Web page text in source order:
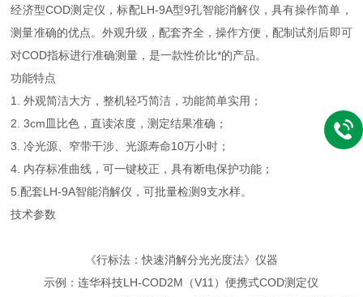
经济型COD测定仪，标配LH-9A型9孔智能消解仪，具有操作简单，
测量准确的优点。外观升级，配套齐全，操作方便，配制试剂后即可
对COD指标进行准确测量，是一款性价比*的产品。
功能特点
1. 外观简洁大方，整机轻巧简洁，功能简单实用；
2. 3cm皿比色，直读浓度，测定结果准确；
3. 冷光源、窄带干涉、光源寿命10万小时；
4. 内存标准曲线，可一键校正，具有断电保护功能；
5.配套LH-9A智能消解仪，可批量检测9支水样。
技术参数
《行标法：快速消解分光光度法》仪器
示例：连华科技LH-COD2M（V11）便携式COD测定仪